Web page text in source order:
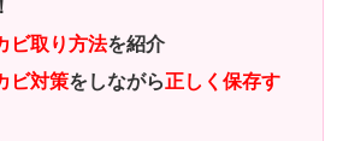
ビ取り方法を紹介
ビ対策をしながら正しく保存す